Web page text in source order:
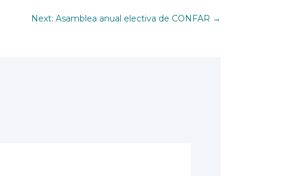
Next: Asamblea anual electiva de CONFAR →